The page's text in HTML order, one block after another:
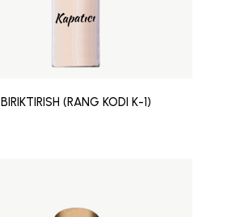
BIRIKTIRISH (RANG KODI K-1)